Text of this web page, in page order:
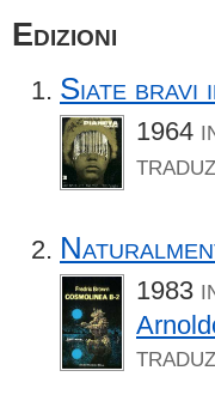
Edizioni
Siate bravi
1964
1983